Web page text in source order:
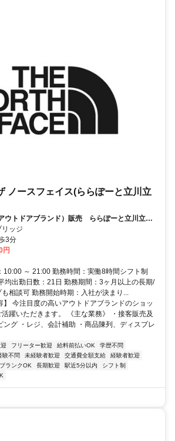
ノースフェイス(ららぽーと立川立
ウトドアブランド）販売 ららぽーと立川立
服貸与
ッジ
3分
円
10:00 ～ 21:00 勤務時間：実働8時間シフト制
均出勤日数：21日 勤務期間：3ヶ月以上の長期/
相談可 勤務開始時期：入社が決まり...
】 今注目度の高いアウトドアブランドのショッ
躍いただきます。 《主な業務》 ・接客販売及
ング ・レジ、会計補助 ・商品陳列、ディスプレ
フリーター歓迎 給料前払いOK
学歴不問
験不問 未経験者歓迎 交通費全額支給
経験者歓迎
ブランクOK 長期歓迎 駅近5分以内
シフト制